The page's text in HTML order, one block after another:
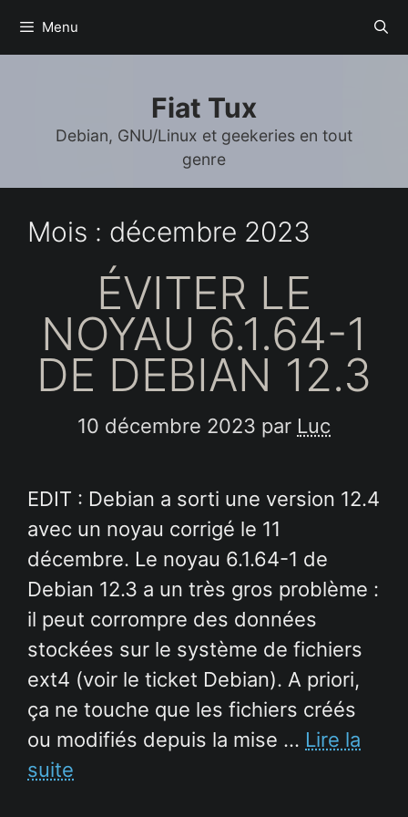
Menu
Fiat Tux
Debian, GNU/Linux et geekeries en tout
genre
Mois : décembre 2023
ÉVITER LE
NOYAU 6.1.64-1
DE DEBIAN 12.3
10 décembre 2023 par Luc
EDIT : Debian a sorti une version 12.4
avec un noyau corrigé le 11
décembre. Le noyau 6.1.64-1 de
Debian 12.3 a un très gros problème :
il peut corrompre des données
stockées sur le système de fichiers
ext4 (voir le ticket Debian). A priori,
ça ne touche que les fichiers créés
ou modifiés depuis la mise … Lire la
suite